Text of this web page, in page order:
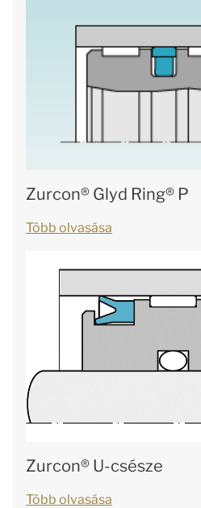
Zurcon® Glyd Ring® P
Több olvasása
Zurcon® U-csésze
Több olvasása